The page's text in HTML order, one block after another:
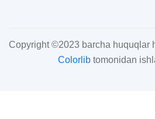
Copyright ©2023 barcha huquqlar
Colorlibtomonidan